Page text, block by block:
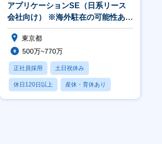
アプリケーションSE（日系リース
会社向け） ※海外駐在の可能性あり
【金融_21】
東京都
500万~770万
正社員採用 土日祝休み
休日120日以上 産休・育休あり
月残業20時間以内